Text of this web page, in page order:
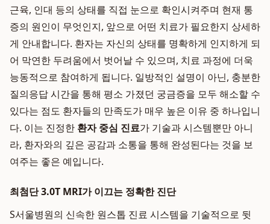
근육, 인대 등의 상태를 직접 눈으로 확인시켜주며 현재 통
증의 원인이 무엇인지, 앞으로 어떤 치료가 필요한지 상세하
게 안내합니다. 환자는 자신의 상태를 명확하게 인지하게 되
어 막연한 두려움에서 벗어날 수 있으며, 치료 과정에 더욱
능동적으로 참여하게 됩니다. 일방적인 설명이 아닌, 충분한
질의응답 시간을 통해 평소 가졌던 궁금증을 모두 해소할 수
있다는 점도 환자들의 만족도가 매우 높은 이유 중 하나입니
다. 이는 진정한 환자 중심 진료가 기술과 시스템뿐만 아니
라, 환자와의 깊은 공감과 소통을 통해 완성된다는 것을 보
여주는 좋은 예입니다.
최첨단 3.0T MRI가 이끄는 정확한 진단
S서울병원의 신속한 원스톱 진료 시스템을 기술적으로 뒷